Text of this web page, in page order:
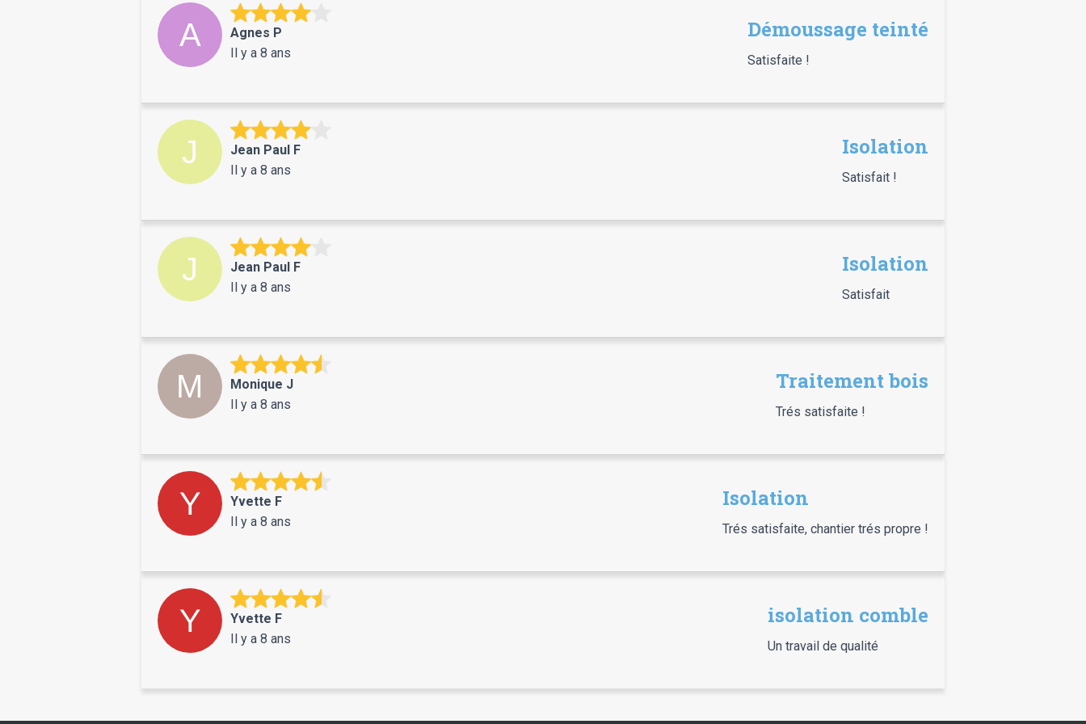
Agnes P
Il y a 8 ans
Démoussage teinté
Satisfaite !
Jean Paul F
Il y a 8 ans
Isolation
Satisfait !
Jean Paul F
Il y a 8 ans
Isolation
Satisfait
Monique J
Il y a 8 ans
Traitement bois
Trés satisfaite !
Yvette F
Il y a 8 ans
Isolation
Trés satisfaite, chantier trés propre !
Yvette F
Il y a 8 ans
isolation comble
Un travail de qualité